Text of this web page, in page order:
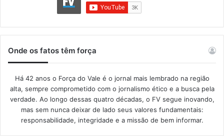
Onde os fatos têm força
Há 42 anos o Força do Vale é o jornal mais lembrado na região
alta, sempre comprometido com o jornalismo ético e a busca pela
verdade. Ao longo dessas quatro décadas, o FV segue inovando,
mas sem nunca deixar de lado seus valores fundamentais:
responsabilidade, integridade e a missão de bem informar.​